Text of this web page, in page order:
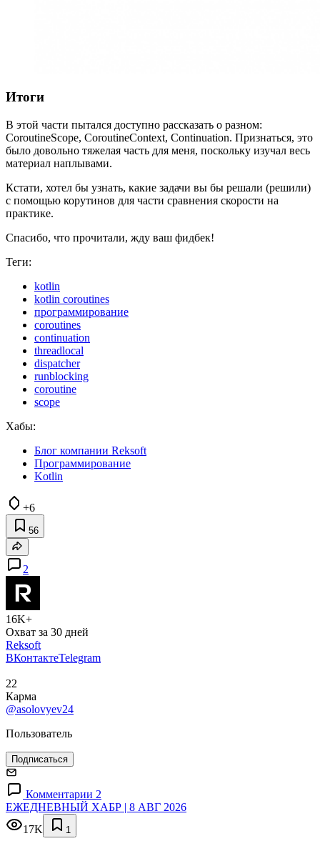
Итоги
В этой части пытался доступно рассказать о разном:
CoroutineScope, CoroutineContext, Continuation. Признаться, это
было довольно тяжелая часть для меня, поскольку изучал весь
материал наплывами.
Кстати, хотел бы узнать, какие задачи вы бы решали (решили)
с помощью корутинов для части сравнения скорости на
практике.
Спасибо, что прочитали, жду ваш фидбек!
Теги:
kotlin
kotlin coroutines
программирование
coroutines
continuation
threadlocal
dispatcher
runblocking
coroutine
scope
Хабы:
Блог компании Reksoft
Программирование
Kotlin
+6
56
2
16K+
Охват за 30 дней
Reksoft
ВКонтактеTelegram
22
Карма
@asolovyev24
Пользователь
Подписаться
Комментарии 2
ЕЖЕДНЕВНЫЙ ХАБР | 8 АВГ 2026
17K
1